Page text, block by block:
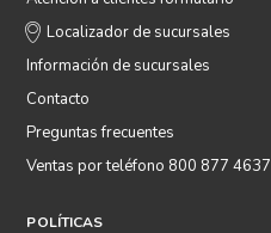
Localizador de sucursales
Información de sucursales
Contacto
Preguntas frecuentes
Ventas por teléfono 800 877 4637
POLÍTICAS